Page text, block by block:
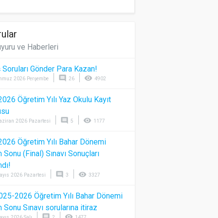
ve Haberleri
Soruları Gönder Para Kazan!
2026 Perşembe comment 26 visibility 4902
Öğretim Yılı Yaz Okulu Kayıt
2026 Pazartesi comment 5 visibility 1177
Öğretim Yılı Bahar Dönemi
Sonu (Final) Sınavı Sonuçları
2026 Pazartesi comment 3 visibility 3327
2026 Öğretim Yılı Bahar Dönemi
Sonu Sınavı sorularına itiraz